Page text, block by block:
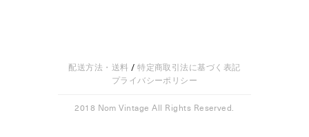
配送方法・送料 /特定商取引法に基づく表記
プライバシーポリシー
2018 Nom Vintage All Rights Reserved.